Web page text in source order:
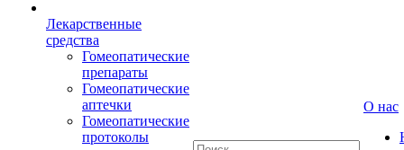
Лекарственные
средства
Гомеопатические
препараты
Гомеопатические
аптечки
Гомеопатические
протоколы
О нас